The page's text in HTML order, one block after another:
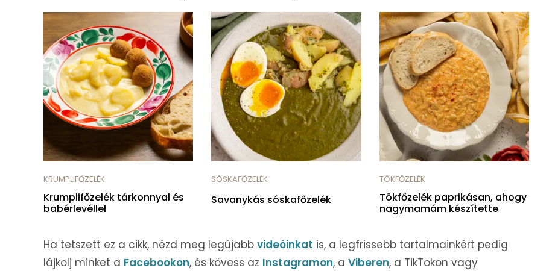
KRUMPLIFŐZELÉK
Krumplifőzelék tárkonnyal és
babérlevéllel
SÓSKAFŐZELÉK
Savanykás sóskafőzelék
TÖKFŐZELÉK
Tökfőzelék paprikásan, ahogy
nagymamám készítette
Ha tetszett ez a cikk, nézd meg legújabb videóinkat is, a legfrissebb tartalmainkért pedig
lájkolj minket a Facebookon, és kövess az Instagramon, a Viberen, a TikTokon vagy